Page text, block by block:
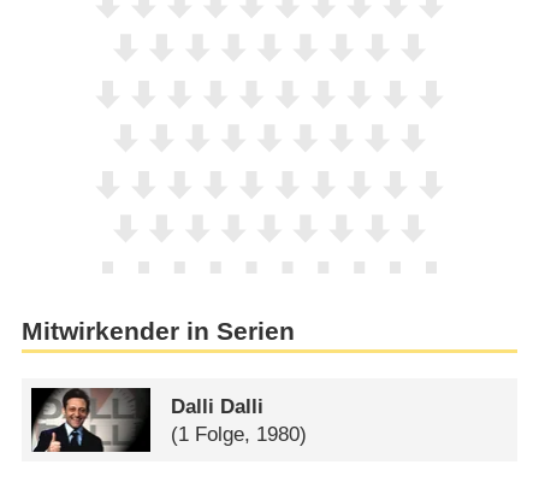
Mitwirkender in Serien
Dalli Dalli
(1 Folge, 1980)